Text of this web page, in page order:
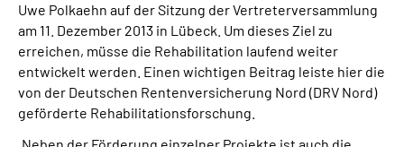
Suche
Mein Kundenportal
Uwe Polkaehn auf der Sitzung der Vertreterversammlung
am 11. Dezember 2013 in Lübeck. Um dieses Ziel zu
erreichen, müsse die Rehabilitation laufend weiter
entwickelt werden. Einen wichtigen Beitrag leiste hier die
von der Deutschen Rentenversicherung Nord (DRV Nord)
geförderte Rehabilitationsforschung.